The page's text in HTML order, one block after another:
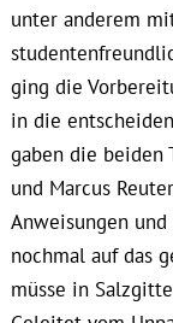
unter anderem
ging die
in die
gaben die beiden
und Marcus
Anweisungen
nochmal auf das
müsse in